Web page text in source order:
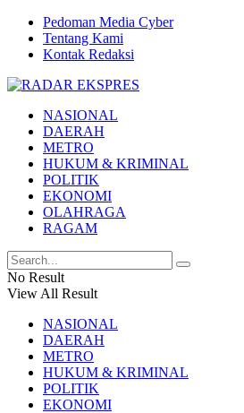
Pedoman Media Cyber
Tentang Kami
Kontak Redaksi
NASIONAL
DAERAH
METRO
HUKUM & KRIMINAL
POLITIK
EKONOMI
OLAHRAGA
RAGAM
No Result
View All Result
NASIONAL
DAERAH
METRO
HUKUM & KRIMINAL
POLITIK
EKONOMI